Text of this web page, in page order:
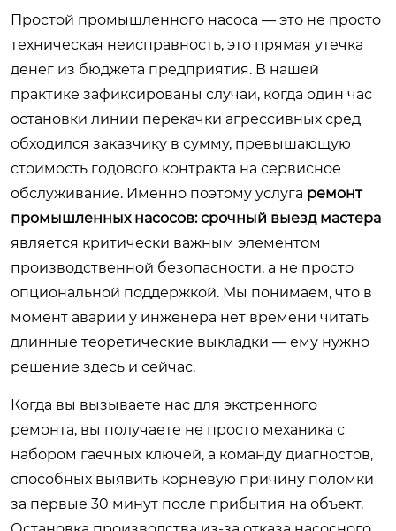
Простой промышленного насоса — это не просто
техническая неисправность, это прямая утечка
денег из бюджета предприятия. В нашей
практике зафиксированы случаи, когда один час
остановки линии перекачки агрессивных сред
обходился заказчику в сумму, превышающую
стоимость годового контракта на сервисное
обслуживание. Именно поэтому услуга ремонт
промышленных насосов: срочный выезд мастера
является критически важным элементом
производственной безопасности, а не просто
опциональной поддержкой. Мы понимаем, что в
момент аварии у инженера нет времени читать
длинные теоретические выкладки — ему нужно
решение здесь и сейчас.
Когда вы вызываете нас для экстренного
ремонта, вы получаете не просто механика с
набором гаечных ключей, а команду диагностов,
способных выявить корневую причину поломки
за первые 30 минут после прибытия на объект.